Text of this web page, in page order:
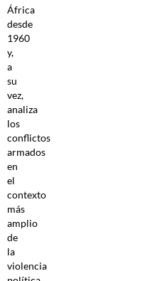
África
desde
1960
y,
a
su
vez,
analiza
los
conflictos
armados
en
el
contexto
más
amplio
de
la
violencia